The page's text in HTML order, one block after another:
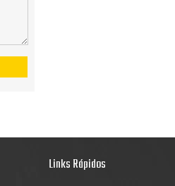
Links Rápidos